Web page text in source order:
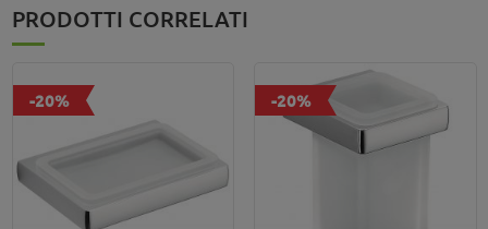
PRODOTTI CORRELATI
-20% -20%